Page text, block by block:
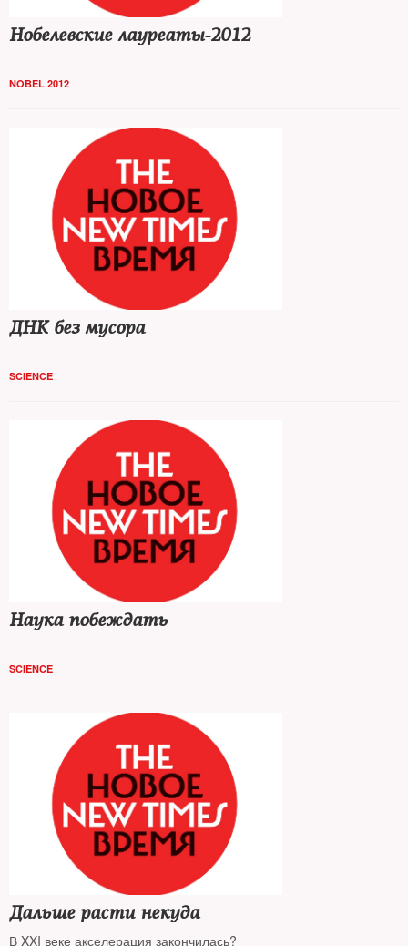
Нобелевские лауреаты-2012
NOBEL 2012
ДНК без мусора
SCIENCE
Наука побеждать
SCIENCE
Дальше расти некуда
В XXI веке акселерация закончилась?